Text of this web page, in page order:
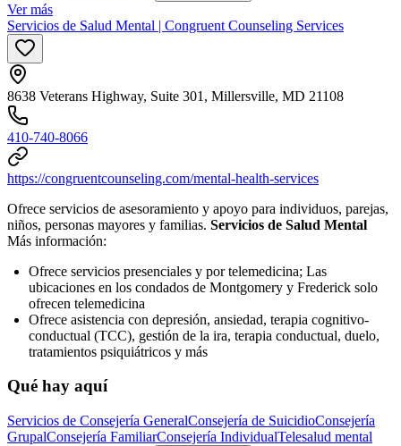
Ver más
Servicios de Salud Mental | Congruent Counseling Services
8638 Veterans Highway, Suite 301, Millersville, MD 21108
410-740-8066
https://congruentcounseling.com/mental-health-services
Ofrece servicios de asesoramiento y apoyo para individuos, parejas,
niños, personas mayores y familias. Servicios de Salud Mental
Más información:
Ofrece servicios presenciales y por telemedicina; Las
ubicaciones en los condados de Montgomery y Frederick solo
ofrecen telemedicina
Ofrece asistencia con depresión, ansiedad, terapia cognitivo-
conductual (TCC), gestión de la ira, terapia conductual, duelo,
tratamientos psiquiátricos y más
Qué hay aquí
Servicios de Consejería GeneralConsejería de SuicidioConsejería
GrupalConsejería FamiliarConsejería IndividualTelesalud mental